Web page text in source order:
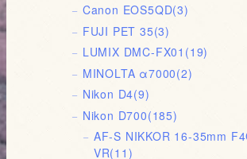
Canon EOS5QD(3)
FUJI PET 35(3)
LUMIX DMC-FX01 (19)
MINOLTA α7000(2)
Nikon D4(9)
Nikon D700(185)
AF-S NIKKOR 16-35mm
VR(11)